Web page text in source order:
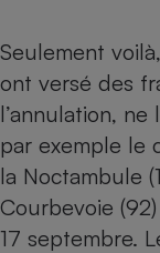
Seulement
ont versé des
l’annulation,
par exemple le
la Noctambule
Courbevoie
17 septembre.